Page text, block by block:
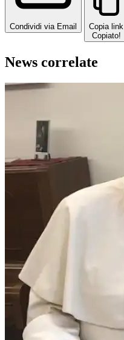
Condividi via Email
Copia link
Copiato!
News correlate